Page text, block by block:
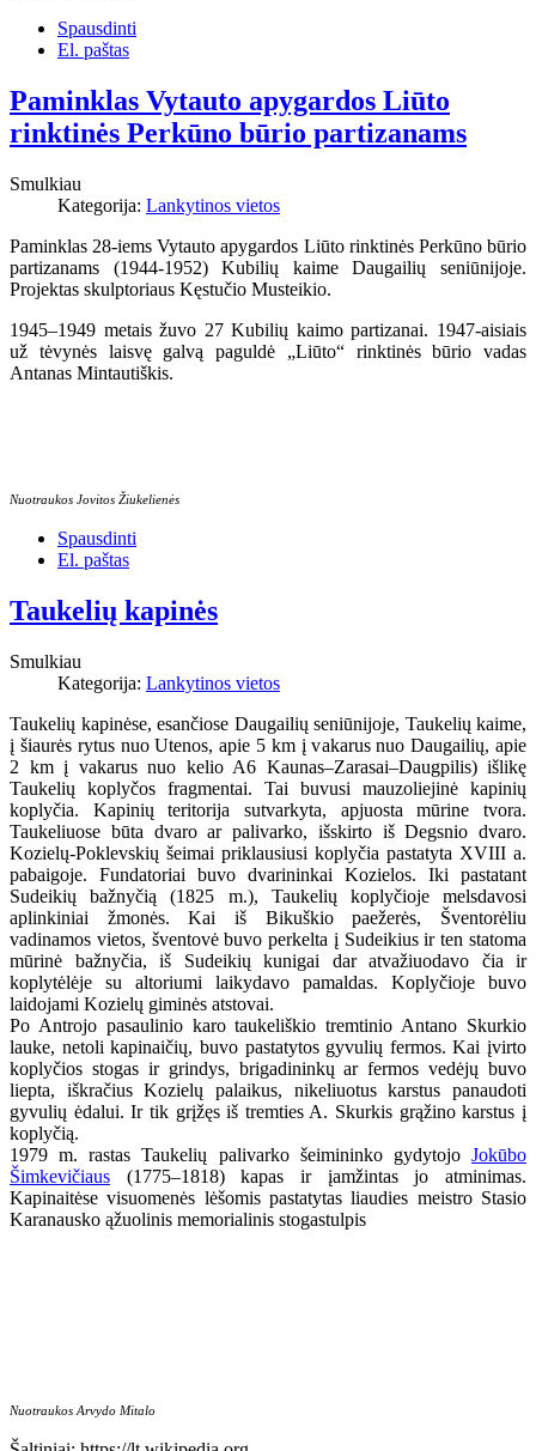
Spausdinti
El. paštas
Paminklas Vytauto apygardos Liūto
rinktinės Perkūno būrio partizanams
Smulkiau
Kategorija: Lankytinos vietos
Paminklas 28-iems Vytauto apygardos Liūto rinktinės Perkūno būrio
partizanams (1944-1952) Kubilių kaime Daugailių seniūnijoje.
Projektas skulptoriaus Kęstučio Musteikio.
1945–1949 metais žuvo 27 Kubilių kaimo partizanai. 1947-aisiais
už tėvynės laisvę galvą paguldė „Liūto“ rinktinės būrio vadas
Antanas Mintautiškis.
Nuotraukos Jovitos Žiukelienės
Spausdinti
El. paštas
Taukelių kapinės
Smulkiau
Kategorija: Lankytinos vietos
Taukelių kapinėse, esančiose Daugailių seniūnijoje, Taukelių kaime,
į šiaurės rytus nuo Utenos, apie 5 km į vakarus nuo Daugailių, apie
2 km į vakarus nuo kelio A6 Kaunas–Zarasai–Daugpilis) išlikę
Taukelių koplyčos fragmentai. Tai buvusi mauzoliejinė kapinių
koplyčia. Kapinių teritorija sutvarkyta, apjuosta mūrine tvora.
Taukeliuose būta dvaro ar palivarko, išskirto iš Degsnio dvaro.
Kozielų-Poklevskių šeimai priklausiusi koplyčia pastatyta XVIII a.
pabaigoje. Fundatoriai buvo dvarininkai Kozielos. Iki pastatant
Sudeikių bažnyčią (1825 m.), Taukelių koplyčioje melsdavosi
aplinkiniai žmonės. Kai iš Bikuškio paežerės, Šventorėliu
vadinamos vietos, šventovė buvo perkelta į Sudeikius ir ten statoma
mūrinė bažnyčia, iš Sudeikių kunigai dar atvažiuodavo čia ir
koplytėlėje su altoriumi laikydavo pamaldas. Koplyčioje buvo
laidojami Kozielų giminės atstovai.
Po Antrojo pasaulinio karo taukeliškio tremtinio Antano Skurkio
lauke, netoli kapinaičių, buvo pastatytos gyvulių fermos. Kai įvirto
koplyčios stogas ir grindys, brigadininkų ar fermos vedėjų buvo
liepta, iškračius Kozielų palaikus, nikeliuotus karstus panaudoti
gyvulių ėdalui. Ir tik grįžęs iš tremties A. Skurkis grąžino karstus į
koplyčią.
1979 m. rastas Taukelių palivarko šeimininko gydytojo Jokūbo
Šimkevičiaus (1775–1818) kapas ir įamžintas jo atminimas.
Kapinaitėse visuomenės lėšomis pastatytas liaudies meistro Stasio
Karanausko ąžuolinis memorialinis stogastulpis
Nuotraukos Arvydo Mitalo